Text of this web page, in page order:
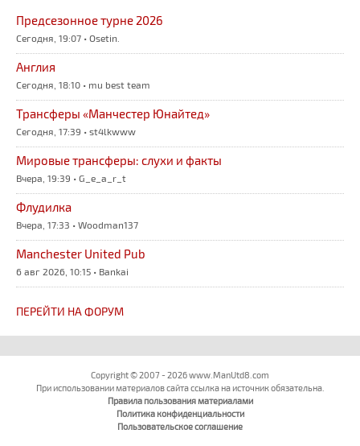
Предсезонное турне 2026
Сегодня, 19:07 • Osetin.
Англия
Сегодня, 18:10 • mu best team
Трансферы «Манчестер Юнайтед»
Сегодня, 17:39 • st4lkwww
Мировые трансферы: слухи и факты
Вчера, 19:39 • G_e_a_r_t
Флудилка
Вчера, 17:33 • Woodman137
Manchester United Pub
6 авг 2026, 10:15 • Bankai
ПЕРЕЙТИ НА ФОРУМ
Copyright © 2007 - 2026 www.ManUtd8.com
При использовании материалов сайта ссылка на источник обязательна.
Правила пользования материалами
Политика конфиденциальности
Пользовательское соглашение